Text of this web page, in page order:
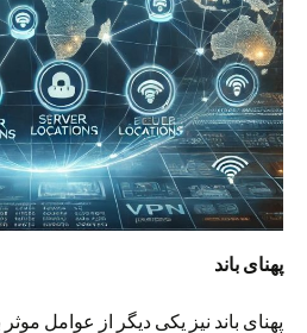
پهنای باند
پهنای باند نیز یکی دیگر از عوامل